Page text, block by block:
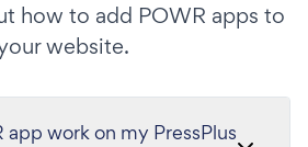
how to add POWR apps to
website.
app work on my PressPlus